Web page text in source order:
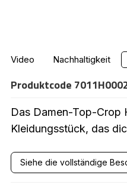
Video Nachhaltigkeit
DAMEN-
Produktcode
Das Damen-Top-Crop
Kleidungsstück, das
Siehe die vollständige